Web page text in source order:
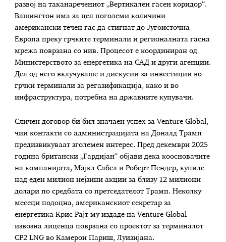
развој на таканаречениот „Вертикален гасен коридор“.
Вашингтон има за цел поголеми количини
американски течен гас да стигнат до Југоисточна
Европа преку грчките терминали и регионалната гасна
мрежа поврзана со нив. Процесот е координиран од
Министерството за енергетика на САД и други агенции.
Дел од него вклучуваше и дискусии за инвестиции во
грчки терминали за регазификација, како и во
инфраструктура, потребна на државните купувачи.
Сличен договор би бил значаен успех за Venture Global,
чии контакти со администрацијата на Доналд Трамп
предизвикуваат зголемен интерес. Пред декември 2025
година британски „Гардијан“ објави дека коосновачите
на компанијата, Мајкл Сабел и Роберт Пендер, купиле
над еден милион нејзини акции за близу 12 милиони
долари по средбата со претседателот Трамп. Неколку
месеци подоцна, американскиот секретар за
енергетика Крис Рајт му издаде на Venture Global
извозна лиценца поврзана со проектот за терминалот
CP2 LNG во Камерон Париш, Луизијана.